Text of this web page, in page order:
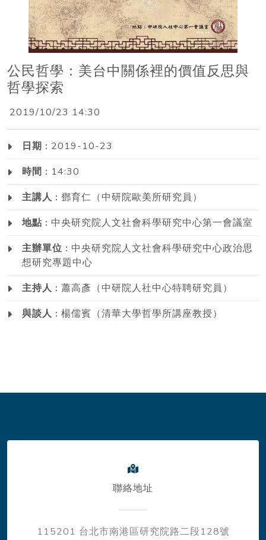
公民哲學：美台中關係裡的價值反思與
哲學探索
2019/10/23 14:30
日期 : 2019-10-23
時間 : 14:30
主講人 : 鄧育仁（中研院歐美所研究員）
地點 : 中央研究院人文社會科學研究中心第一會議室
主辦單位 : 中央研究院人文社會科學研究中心政治思
想研究專題中心
主持人 : 蕭高彥（中研院人社中心特聘研究員）
與談人 : 楊儒賓（清華大學哲學所講座教授）
聯絡地址
115201 台北市南港區研究院路二段128號